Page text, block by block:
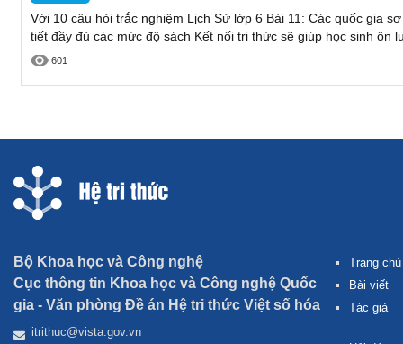
Với 10 câu hỏi trắc nghiệm Lịch Sử lớp 6 Bài 11: Các quốc gia
tiết đầy đủ các mức độ sách Kết nối tri thức sẽ giúp học sinh ôn
601
Bộ Khoa học và Công nghệ
Cục thông tin Khoa học và Công nghệ Quốc
gia - Văn phòng Đề án Hệ tri thức Việt số hóa
itrithuc@vista.gov.vn
Trang chủ
Bài viết
Tác giả